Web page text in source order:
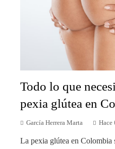
Todo lo que
pexia glútea en
García Herrera Marta Hace
La pexia glútea en Colombia